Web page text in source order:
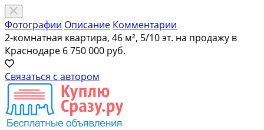
Фотографии Описание Комментарии
2-комнатная квартира, 46 м², 5/10 эт. на продажу в
Краснодаре 6 750 000 руб.
Связаться с автором